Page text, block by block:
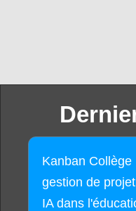
Kanban
gestion de
IA dans